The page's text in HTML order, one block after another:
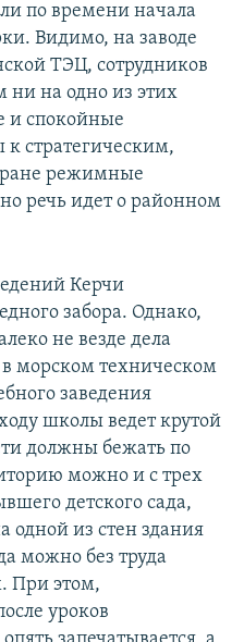
по времени начала
Видимо, на заводе
ТЭЦ, сотрудников
ни на одно из этих
и спокойные
стратегическим,
режимные
речь идет о районном
Керчи
забора. Однако,
не везде дела
в морском техническом
заведения
школы ведет крутой
должны бежать по
можно и с трех
детского сада,
одной из стен здания
можно без труда
При этом,
уроков